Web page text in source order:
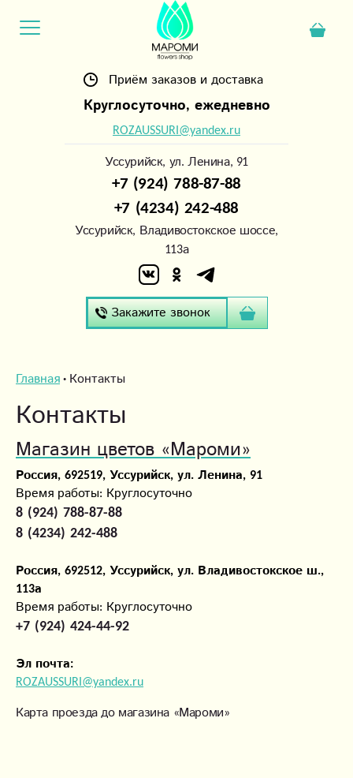
Приём заказов и доставка
Круглосуточно, ежедневно
ROZAUSSURI@yandex.ru
Уссурийск, ул. Ленина, 91
+7 (924) 788-87-88
+7 (4234) 242-488
Уссурийск, Владивостокское шоссе,
113а
Закажите звонок
Главная Контакты
Контакты
Магазин цветов«Мароми»
Россия, 692519, Уссурийск, ул. Ленина, 91
Время работы: Круглосуточно
8 (924) 788-87-88
8 (4234) 242-488
Россия, 692512, Уссурийск, ул. Владивостокское ш.,
113а
Время работы: Круглосуточно
+7 (924) 424-44-92
Эл почта:
ROZAUSSURI@yandex.ru
Карта проезда до магазина «Мароми»